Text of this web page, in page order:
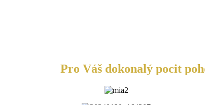
Pro Váš dokonalý pocit